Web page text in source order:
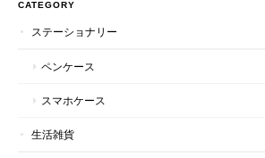
CATEGORY
ステーショナリー
ペンケース
スマホケース
生活雑貨